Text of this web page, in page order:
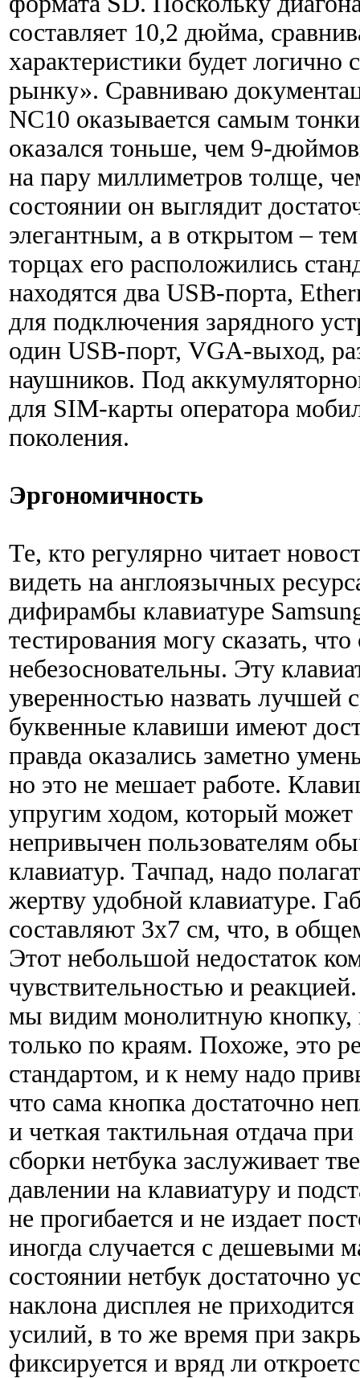
составляет 10,2 дюйма,
характеристики будет
рынку». Сравниваю
NC10 оказывается самым
оказался тоньше, чем 9-
на пару миллиметров толще,
состоянии он выглядит
элегантным, а в открытом –
торцах его расположились
находятся два USB-порта,
для подключения зарядного
один USB-порт, VGA-выход,
наушников. Под
для SIM-карты оператора
поколения.
Эргономичность
Те, кто регулярно читает
видеть на англоязычных
дифирамбы клавиатуре
тестирования могу сказать,
небезосновательны. Эту
уверенностью назвать лучшей
буквенные клавиши имеют
правда оказались заметно
но это не мешает работе.
упругим ходом, который
непривычен пользователям
клавиатур. Тачпад, надо
жертву удобной клавиатуре.
составляют 3х7 см, что, в
Этот небольшой недостаток
чувствительностью и
мы видим монолитную
только по краям. Похоже, это
стандартом, и к нему надо
что сама кнопка достаточно
и четкая тактильная отдача
сборки нетбука заслуживает
давлении на клавиатуру и
не прогибается и не издает
иногда случается с дешевыми
состоянии нетбук достаточно
наклона дисплея не
усилий, в то же время при
фиксируется и вряд ли